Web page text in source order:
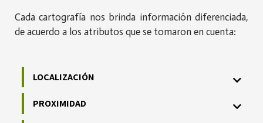
Cada cartografía nos brinda información diferenciada,
de acuerdo a los atributos que se tomaron en cuenta:
LOCALIZACIÓN
PROXIMIDAD